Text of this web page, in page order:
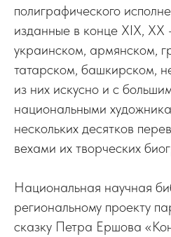
полиграфического
изданные в конце XIX, XX
украинском, армянском,
татарском, башкирском,
из них искусно и с
национальными
нескольких десятков
вехами их творческих
Национальная научная
региональному проекту
сказку Петра Ершова